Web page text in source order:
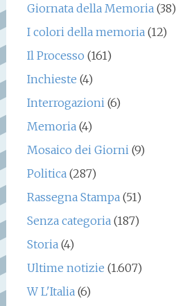
Giornata della Memoria (38)
I colori della memoria (12)
Il Processo (161)
Inchieste (4)
Interrogazioni (6)
Memoria (4)
Mosaico dei Giorni (9)
Politica (287)
Rassegna Stampa (51)
Senza categoria (187)
Storia (4)
Ultime notizie (1.607)
W L'Italia (6)